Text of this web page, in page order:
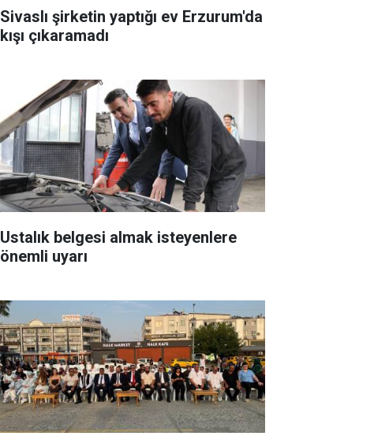
Sivaslı şirketin yaptığı ev Erzurum'da
kışı çıkaramadı
Ustalık belgesi almak isteyenlere
önemli uyarı